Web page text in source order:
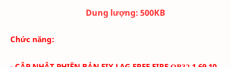
Dung lượng: 500KB
Chức năng: